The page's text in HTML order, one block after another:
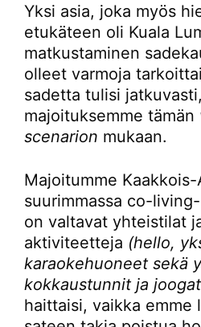
Yksi asia, joka myös
etukäteen oli Kuala
matkustaminen
olleet varmoja
sadetta tulisi
majoituksemme tämän
scenarion mukaan.
Majoitumme Kaakkois-
suurimmassa co-
on valtavat yhteistilat
aktiviteetteja (hello,
karaokehuoneet sekä
kokkaustunnit ja
haittaisi, vaikka emme